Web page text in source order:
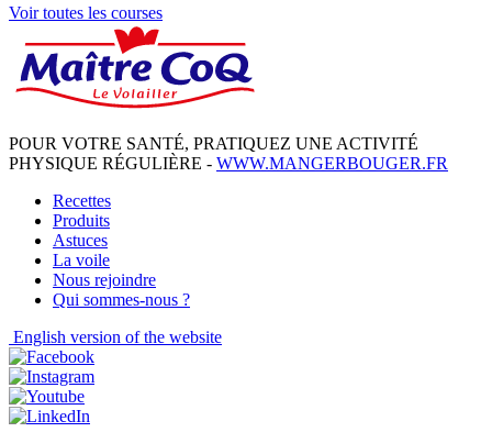
Voir toutes les courses
POUR VOTRE SANTÉ, PRATIQUEZ UNE ACTIVITÉ
PHYSIQUE RÉGULIÈRE - WWW.MANGERBOUGER.FR
Recettes
Produits
Astuces
La voile
Nous rejoindre
Qui sommes-nous ?
English version of the website